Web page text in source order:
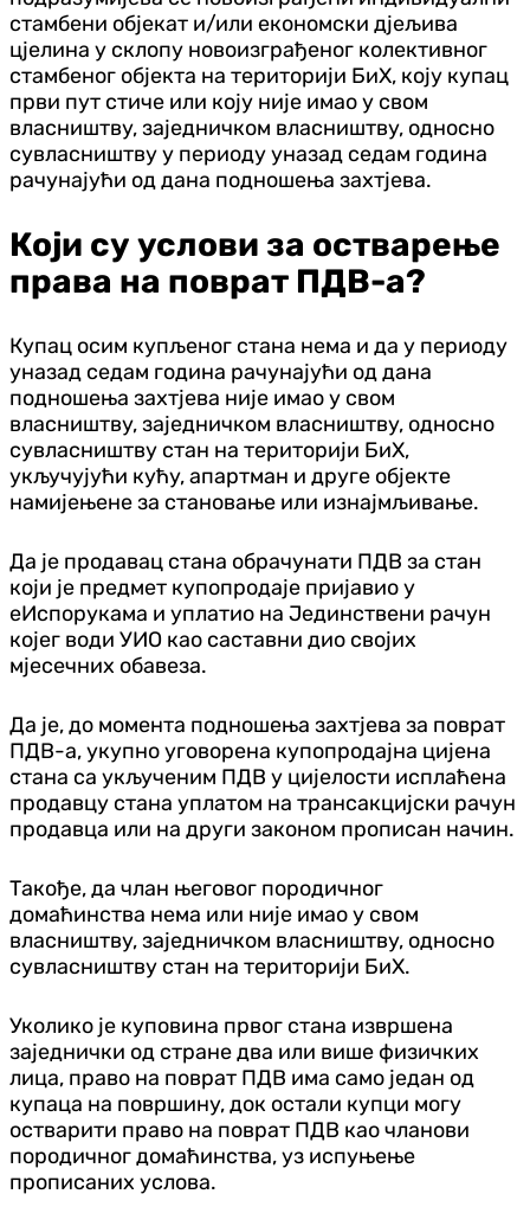
стамбени објекат и/или економски дјељива
цјелина у склопу новоизграђеног колективног
стамбеног објекта на територији БиХ, коју купац
први пут стиче или коју није имао у свом
власништву, заједничком власништву, односно
сувласништву у периоду уназад седам година
рачунајући од дана подношења захтјева.
Који су услови за остварење
права на поврат ПДВ-а?
Купац осим купљеног стана нема и да у периоду
уназад седам година рачунајући од дана
подношења захтјева није имао у свом
власништву, заједничком власништву, односно
сувласништву стан на територији БиХ,
укључујући кућу, апартман и друге објекте
намијењене за становање или изнајмљивање.
Да је продавац стана обрачунати ПДВ за стан
који је предмет купопродаје пријавио у
еИспорукама и уплатио на Јединствени рачун
којег води УИО као саставни дио својих
мјесечних обавеза.
Да је, до момента подношења захтјева за поврат
ПДВ-а, укупно уговорена купопродајна цијена
стана са укљученим ПДВ у цијелости исплаћена
продавцу стана уплатом на трансакцијски рачун
продавца или на други законом прописан начин.
Такође, да члан његовог породичног
домаћинства нема или није имао у свом
власништву, заједничком власништву, односно
сувласништву стан на територији БиХ.
Уколико је куповина првог стана извршена
заједнички од стране два или више физичких
лица, право на поврат ПДВ има само један од
купаца на површину, док остали купци могу
остварити право на поврат ПДВ као чланови
породичног домаћинства, уз испуњење
прописаних услова.